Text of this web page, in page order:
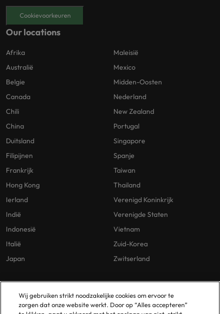
Cookievoorkeuren
Our locations
Afrika
Australië
Belgie
Canada
Chili
China
Duitsland
Filipijnen
Frankrijk
Hong Kong
Ierland
Indië
Indonesië
Italië
Japan
Maleisië
Mexico
Midden-Oosten
Nederland
New Zealand
Portugal
Singapore
Spanje
Taiwan
Thailand
Verenigd Koninkrijk
Verenigde Staten
Vietnam
Zuid-Korea
Zwitserland
Our Policies Vestigingen
Wij gebruiken strikt noodzakelijke cookies om ervoor te
zorgen dat onze website werkt. Door op “Alles accepteren”